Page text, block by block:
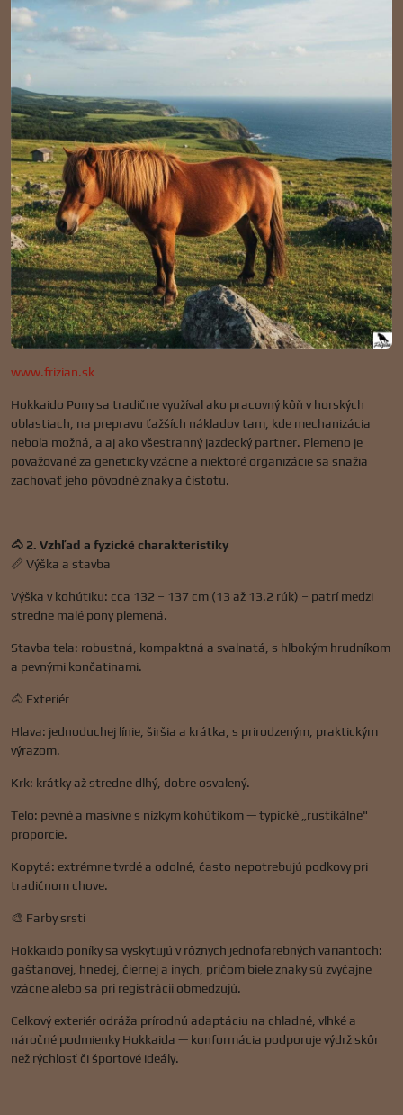
www.frizian.sk
Hokkaido Pony sa tradične využíval ako pracovný kôň v horských
oblastiach, na prepravu ťažších nákladov tam, kde mechanizácia
nebola možná, a aj ako všestranný jazdecký partner. Plemeno je
považované za geneticky vzácne a niektoré organizácie sa snažia
zachovať jeho pôvodné znaky a čistotu.
🐴 2. Vzhľad a fyzické charakteristiky
📏 Výška a stavba
Výška v kohútiku: cca 132 – 137 cm (13 až 13.2 rúk) – patrí medzi
stredne malé pony plemená.
Stavba tela: robustná, kompaktná a svalnatá, s hlbokým hrudníkom
a pevnými končatinami.
🐴 Exteriér
Hlava: jednoduchej línie, širšia a krátka, s prirodzeným, praktickým
výrazom.
Krk: krátky až stredne dlhý, dobre osvalený.
Telo: pevné a masívne s nízkym kohútikom — typické „rustikálne"
proporcie.
Kopytá: extrémne tvrdé a odolné, často nepotrebujú podkovy pri
tradičnom chove.
🎨 Farby srsti
Hokkaido poníky sa vyskytujú v rôznych jednofarebných variantoch:
gaštanovej, hnedej, čiernej a iných, pričom biele znaky sú zvyčajne
vzácne alebo sa pri registrácii obmedzujú.
Celkový exteriér odráža prírodnú adaptáciu na chladné, vlhké a
náročné podmienky Hokkaida — konformácia podporuje výdrž skôr
než rýchlosť či športové ideály.